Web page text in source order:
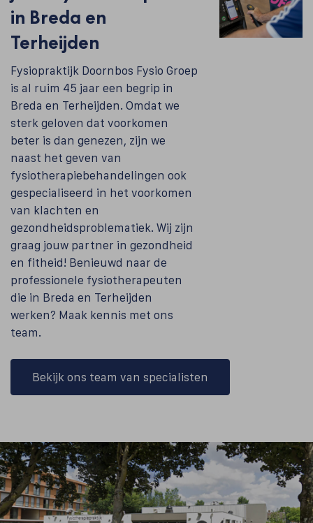
in Breda en
Terheijden
Fysiopraktijk Doornbos Fysio Groep
is al ruim 45 jaar een begrip in
Breda en Terheijden. Omdat we
sterk geloven dat voorkomen
beter is dan genezen, zijn we
naast het geven van
fysiotherapiebehandelingen ook
gespecialiseerd in het voorkomen
van klachten en
gezondheidsproblematiek. Wij zijn
graag jouw partner in gezondheid
en fitheid! Benieuwd naar de
professionele fysiotherapeuten
die in Breda en Terheijden
werken? Maak kennis met ons
team.
Bekijk ons team van specialisten